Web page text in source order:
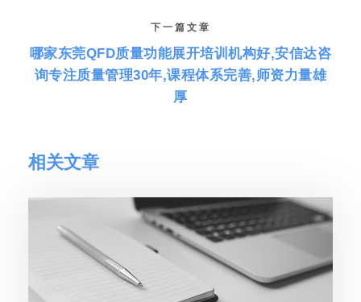
下一篇文章
哪家东莞QFD质量功能展开培训机构好,安信达咨
询专注质量管理30年,课程体系完善,师资力量雄
厚
相关文章